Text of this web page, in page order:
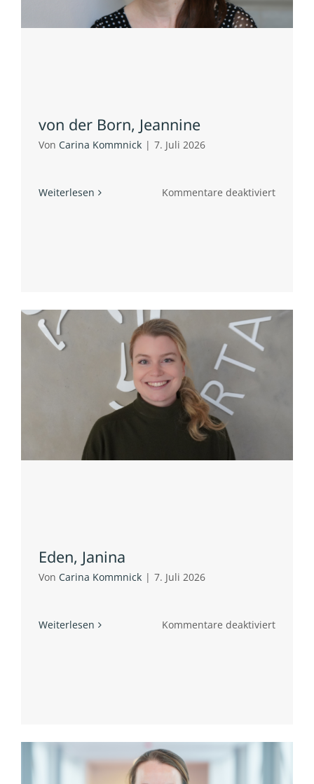
von der Born, Jeannine
Von Carina Kommnick | 7. Juli 2026
Weiterlesen Kommentare deaktiviertfür
Eden, Janina
Von Carina Kommnick | 7. Juli 2026
Weiterlesen Kommentare deaktiviertfür